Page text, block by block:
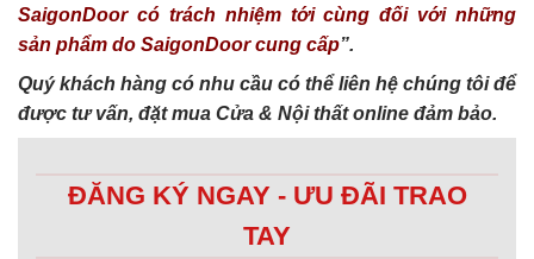
SaigonDoor có trách nhiệm tới cùng đối với những
sản phẩm do SaigonDoor cung cấp”.
Quý khách hàng có nhu cầu có thể liên hệ chúng tôi để
được tư vấn, đặt mua Cửa & Nội thất online đảm bảo.
ĐĂNG KÝ NGAY - ƯU ĐÃI TRAO
TAY